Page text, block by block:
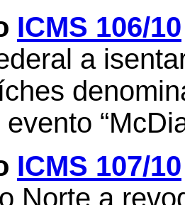
ICMS 106/10
a
ICMS 107/10
Norte a